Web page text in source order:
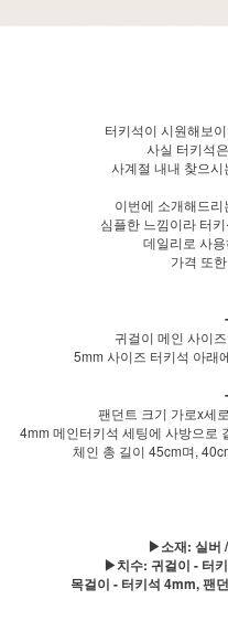
터키석이 시원해보
사실 터키석
사계절 내내 찾으
이번에 소개해드
심플한 느낌이라 터
데일리로 사
가격 또
귀걸이 메인 사이
5mm 사이즈 터키석 아래
팬던트 크기 가로x세
4mm 메인터키석 세팅에 사방으로
체인 총 길이 45cm며,
▶소재: 실버
▶치수: 귀걸이 - 터
목걸이 - 터키석 4mm, 팬